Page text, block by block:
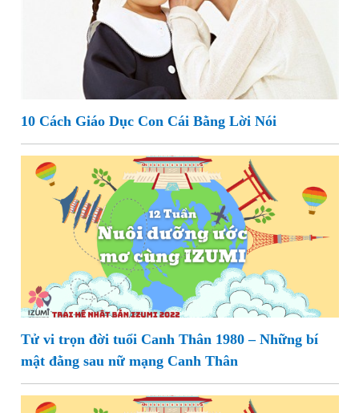
10 Cách Giáo Dục Con Cái Bằng Lời Nói
Tử vi trọn đời tuổi Canh Thân 1980 – Những bí
mật đằng sau nữ mạng Canh Thân